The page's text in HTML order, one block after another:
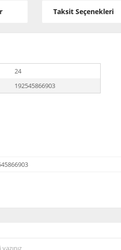
Taksit Seçenekleri
24
192545866903